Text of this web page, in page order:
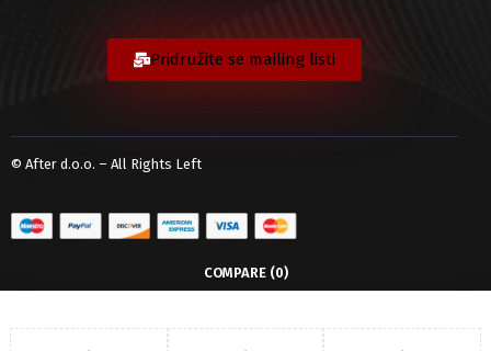
Pridružite se mailing listi
© After d.o.o. – All Rights Left
COMPARE (0)